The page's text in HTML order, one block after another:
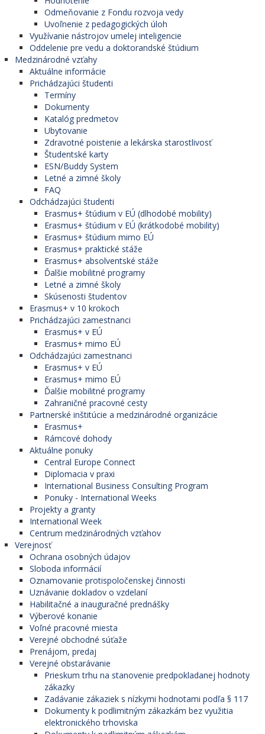
Odmeňovanie z Fondu rozvoja vedy
Uvoľnenie z pedagogických úloh
Využívanie nástrojov umelej inteligencie
Oddelenie pre vedu a doktorandské štúdium
Medzinárodné vzťahy
Aktuálne informácie
Prichádzajúci študenti
Termíny
Dokumenty
Katalóg predmetov
Ubytovanie
Zdravotné poistenie a lekárska starostlivosť
Študentské karty
ESN/Buddy System
Letné a zimné školy
FAQ
Odchádzajúci študenti
Erasmus+ štúdium v EÚ (dlhodobé mobility)
Erasmus+ štúdium v EÚ (krátkodobé mobility)
Erasmus+ štúdium mimo EÚ
Erasmus+ praktické stáže
Erasmus+ absolventské stáže
Ďalšie mobilitné programy
Letné a zimné školy
Skúsenosti študentov
Erasmus+ v 10 krokoch
Prichádzajúci zamestnanci
Erasmus+ v EÚ
Erasmus+ mimo EÚ
Odchádzajúci zamestnanci
Erasmus+ v EÚ
Erasmus+ mimo EÚ
Ďalšie mobilitné programy
Zahraničné pracovné cesty
Partnerské inštitúcie a medzinárodné organizácie
Erasmus+
Rámcové dohody
Aktuálne ponuky
Central Europe Connect
Diplomacia v praxi
International Business Consulting Program
Ponuky - International Weeks
Projekty a granty
International Week
Centrum medzinárodných vzťahov
Verejnosť
Ochrana osobných údajov
Sloboda informácií
Oznamovanie protispoločenskej činnosti
Uznávanie dokladov o vzdelaní
Habilitačné a inauguračné prednášky
Výberové konanie
Voľné pracovné miesta
Verejné obchodné súťaže
Prenájom, predaj
Verejné obstarávanie
Prieskum trhu na stanovenie predpokladanej hodnoty
zákazky
Zadávanie zákaziek s nízkymi hodnotami podľa § 117
Dokumenty k podlimitným zákazkám bez využitia
elektronického trhoviska